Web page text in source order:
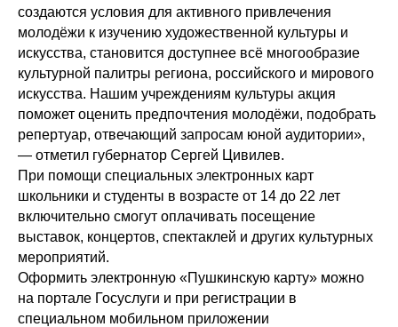
создаются условия для активного привлечения
молодёжи к изучению художественной культуры и
искусства, становится доступнее всё многообразие
культурной палитры региона, российского и мирового
искусства. Нашим учреждениям культуры акция
поможет оценить предпочтения молодёжи, подобрать
репертуар, отвечающий запросам юной аудитории»,
— отметил губернатор Сергей Цивилев.
При помощи специальных электронных карт
школьники и студенты в возрасте от 14 до 22 лет
включительно смогут оплачивать посещение
выставок, концертов, спектаклей и других культурных
мероприятий.
Оформить электронную «Пушкинскую карту» можно
на портале Госуслуги и при регистрации в
специальном мобильном приложении